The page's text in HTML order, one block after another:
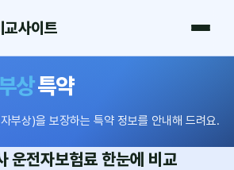
교사이트
상특약
부상)을 보장하는 특약 정보를 안내해 드려요.
운전자보험료 한눈에 비교